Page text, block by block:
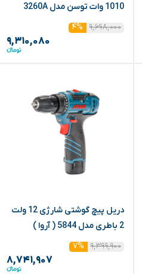
1010 وات توسن مدل 3260A
۹,۶۹۸,۰۰۰
۴%
۹,۳۱۰,۰۸۰
دریل پیچ گوشتی شارژی 12 ولت
2 باطری مدل 5844 ( آروا )
۹,۳۹۹,۹۰۰
۷%
۸,۷۴۱,۹۰۷